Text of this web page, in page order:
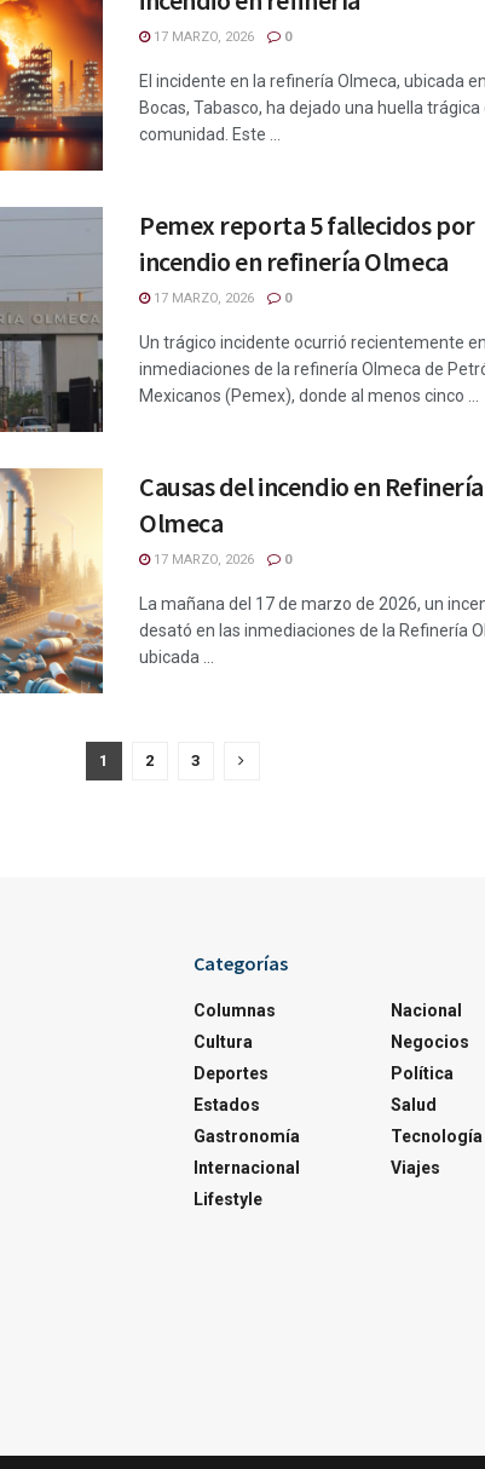
17 MARZO, 2026 0
El incidente en la refinería Olmeca, ubicada
Bocas, Tabasco, ha dejado una huella trágica
comunidad. Este ...
Pemex reporta 5 fallecidos por
incendio en refinería Olmeca
17 MARZO, 2026 0
Un trágico incidente ocurrió recientemente
inmediaciones de la refinería Olmeca de
Mexicanos (Pemex), donde al menos cinco ...
Causas del incendio en Refinería
Olmeca
17 MARZO, 2026 0
La mañana del 17 de marzo de 2026, un
desató en las inmediaciones de la Refinería
ubicada ...
1 2 3
Categorías
Columnas
Cultura
Deportes
Estados
Gastronomía
Internacional
Lifestyle
Nacional
Negocios
Política
Salud
Tecnología
Viajes